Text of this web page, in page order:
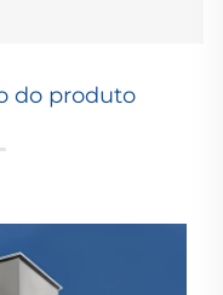
do produto